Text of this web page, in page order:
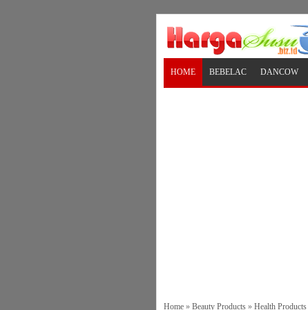
HOME BEBELAC DANCOW
Home » Beauty Products » Health Products